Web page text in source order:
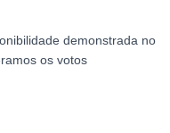
demonstrada no
os votos